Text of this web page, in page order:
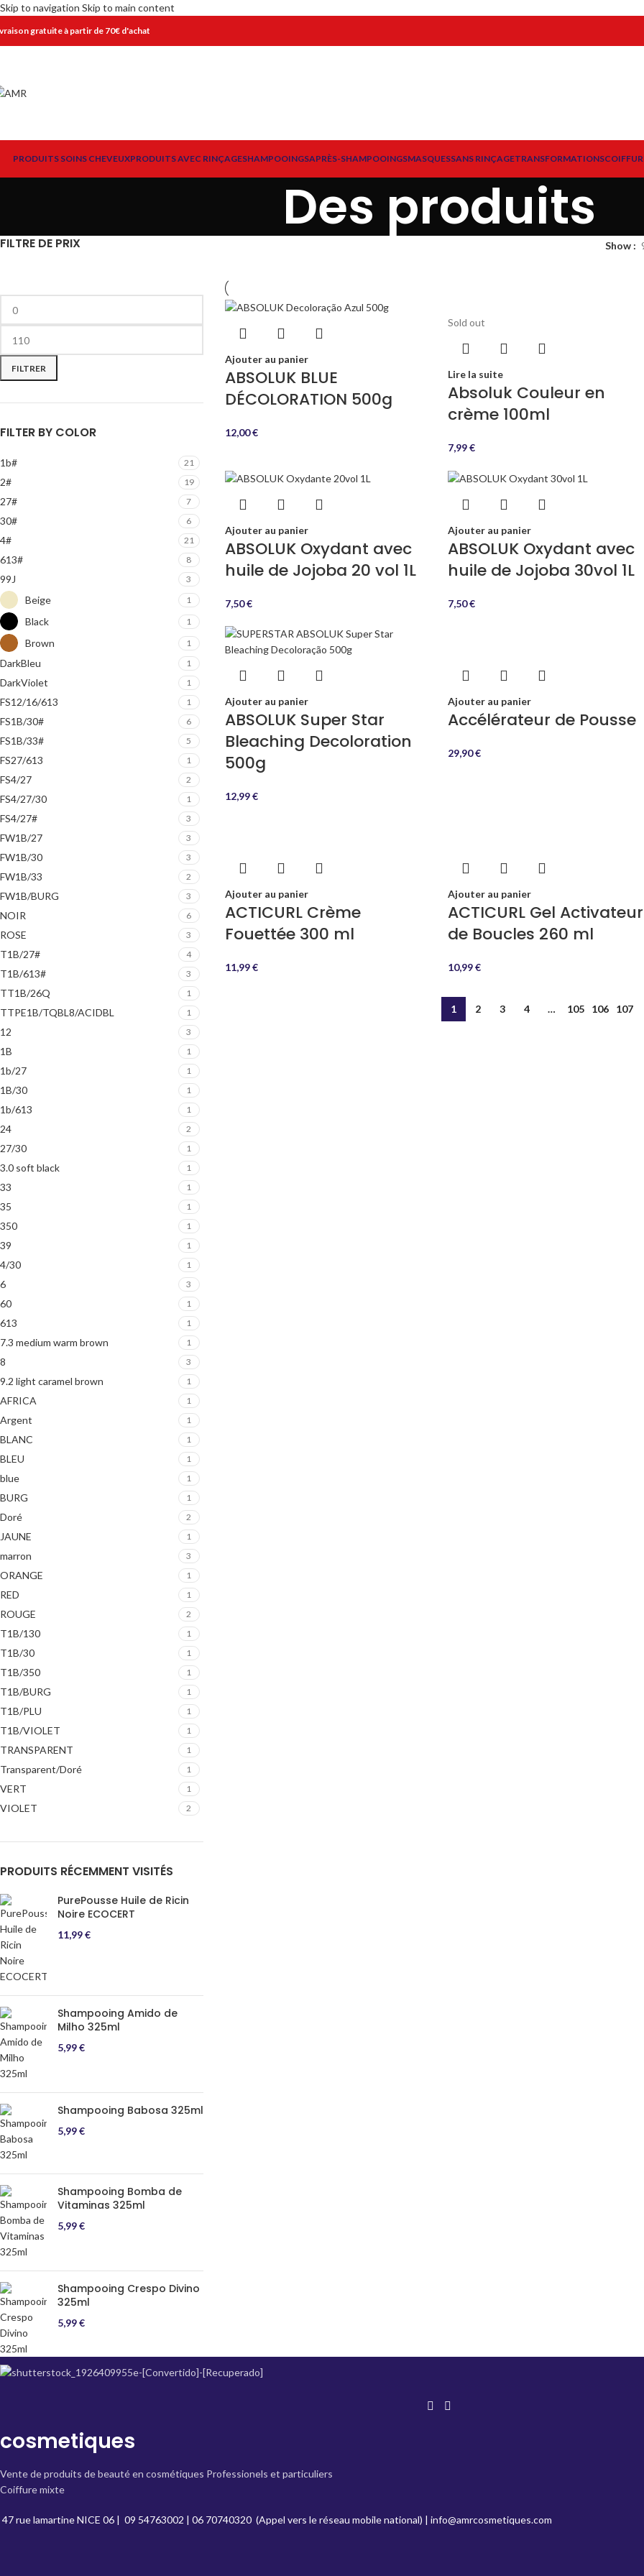
Skip to navigation Skip to main content
gratuite à partir de 70€ d'achat
PRODUITS SOINS CHEVEUXPRODUITS AVEC RINÇAGESHAMPOOINGSAPRÈS-SHAMPOOINGSMASQUESSANS RINÇAGETRANSFORMATIONS
Des produits
FILTRE DE PRIX
FILTRER
FILTER BY COLOR
1b# 21
2# 19
27# 7
30# 6
4# 21
613# 8
99J 3
Beige 1
Black 1
Brown 1
DarkBleu 1
DarkViolet 1
FS12/16/613 1
FS1B/30# 6
FS1B/33# 5
FS27/613 1
FS4/27 2
FS4/27/30 1
FS4/27# 3
FW1B/27 3
FW1B/30 3
FW1B/33 2
FW1B/BURG 3
NOIR 6
ROSE 3
T1B/27# 4
T1B/613# 3
TT1B/26Q 1
TTPE1B/TQBL8/ACIDBL 1
12 3
1B 1
1b/27 1
1B/30 1
1b/613 1
24 2
27/30 1
3.0 soft black 1
33 1
35 1
350 1
39 1
4/30 1
6 3
60 1
613 1
7.3 medium warm brown 1
8 3
9.2 light caramel brown 1
AFRICA 1
Argent 1
BLANC 1
BLEU 1
blue 1
BURG 1
Doré 2
JAUNE 1
marron 3
ORANGE 1
RED 1
ROUGE 2
T1B/130 1
T1B/30 1
T1B/350 1
T1B/BURG 1
T1B/PLU 1
T1B/VIOLET 1
TRANSPARENT 1
Transparent/Doré 1
VERT 1
VIOLET 2
PRODUITS RÉCEMMENT VISITÉS
PurePousse Huile de Ricin
Noire ECOCERT
11,99€
Shampooing Amido de
Milho 325ml
5,99€
Shampooing Babosa 325ml
5,99€
Shampooing Bomba de
Vitaminas 325ml
5,99€
Shampooing Crespo Divino
325ml
5,99€
Show
Ajouter au panier
ABSOLUK BLUE
DÉCOLORATION 500g
12,00€
Sold out
Lire la suite
Absoluk Couleur en
crème 100ml
7,99€
Ajouter au panier
ABSOLUK Oxydant avec
huile de Jojoba 20 vol 1L
7,50€
Ajouter au panier
ABSOLUK Oxydant avec
huile de Jojoba 30vol 1L
7,50€
Ajouter au panier
ABSOLUK Super Star
Bleaching Decoloration
500g
12,99€
Ajouter au panier
Accélérateur de Pousse
29,90€
Ajouter au panier
ACTICURL Crème
Fouettée 300 ml
11,99€
Ajouter au panier
ACTICURL Gel Activateur
de Boucles 260 ml
10,99€
1 2 3 4 … 105 106 107
cosmetiques
Vente de produits de beauté en cosmétiques Professionels et particuliers
Coiffure mixte
47 rue lamartine NICE 06 | 09 54763002 | 06 70740320 (Appel vers le réseau mobile national) | info@amrcosmetiques.com